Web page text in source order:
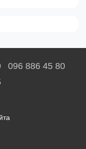
096 886 45 80